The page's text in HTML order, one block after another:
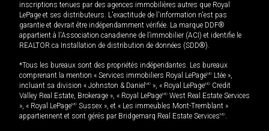
inscriptions tenues par des agences immobilières autres que Royal
LePage et ses distributeurs. L'exactitude de l'information n'est pas
garantie et devrait être indépendamment vérifiée. La marque DDF®
appartient à l'Association canadienne de l’immobilier (ACI) et identifie le
REALTOR.ca Installation de distribution de données (SDD®).
*Tous les bureaux sont des propriétés indépendantes. Les bureaux
comprenant la mention « Services immobiliers Royal LePageMD Ltée »,
incluant sa division « Johnston & Daniel MD », « Royal LePageMD Credit
Valley Real Estate, Brokerage », « Royal LePageMD West Real Estate Services
», « Royal LePageMD Sussex », et « Les immeubles Mont-Tremblant »
appartiennent et sont gérés par Bridgemarq Real Estate ServicesMD.